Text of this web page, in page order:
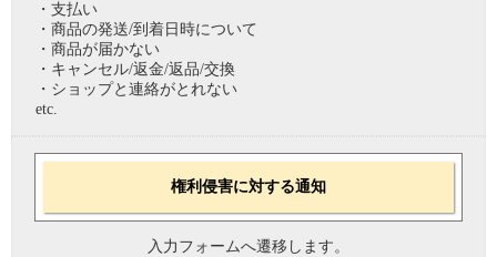
・支払い
・商品の発送/到着日時について
・商品が届かない
・キャンセル/返金/返品/交換
・ショップと連絡がとれない
etc.
権利侵害に対する通知
入力フォームへ遷移します。